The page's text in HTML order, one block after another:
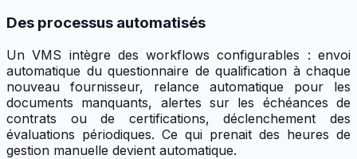
Des processus automatisés
Un VMS intègre des workflows configurables : envoi
automatique du questionnaire de qualification à chaque
nouveau fournisseur, relance automatique pour les
documents manquants, alertes sur les échéances de
contrats ou de certifications, déclenchement des
évaluations périodiques. Ce qui prenait des heures de
gestion manuelle devient automatique.